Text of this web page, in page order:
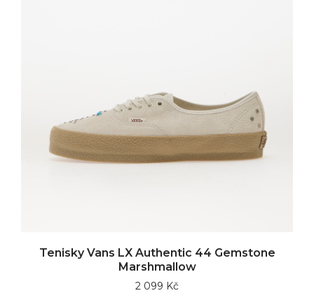
Tenisky Vans LX Authentic 44 Gemstone
Marshmallow
2 099 Kč